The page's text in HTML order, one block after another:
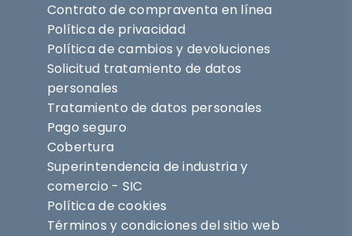
Contrato de compraventa en línea
Política de privacidad
Política de cambios y devoluciones
Solicitud tratamiento de datos
personales
Tratamiento de datos personales
Pago seguro
Cobertura
Superintendencia de industria y
comercio - SIC
Política de cookies
Términos y condiciones del sitio web